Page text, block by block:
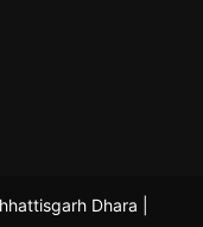
Dhara |